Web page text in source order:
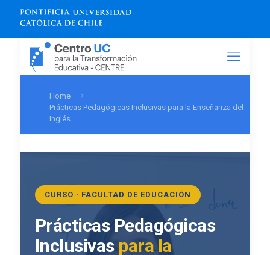
Home
Prácticas Pedagógicas Inclusivas para la Enseñanza del
Inglés
CURSO · FACULTAD DE EDUCACIÓN
Prácticas Pedagógicas
Inclusivaspara la